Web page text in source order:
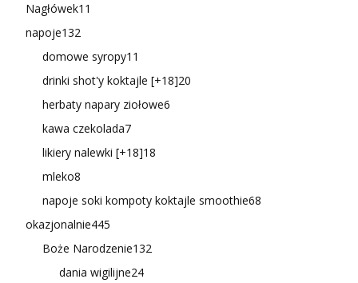
Nagłówek11
napoje132
domowe syropy11
drinki shot'y koktajle [+18]20
herbaty napary ziołowe6
kawa czekolada7
likiery nalewki [+18]18
mleko8
napoje soki kompoty koktajle smoothie68
okazjonalnie445
Boże Narodzenie132
dania wigilijne24